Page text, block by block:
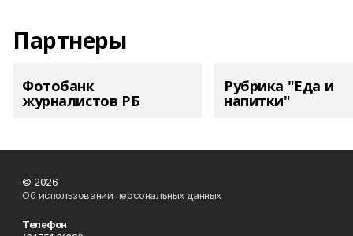
Партнеры
Фотобанк
журналистов РБ
Рубрика "Еда и
напитки"
© 2026
Об использовании персональных данных
Телефон